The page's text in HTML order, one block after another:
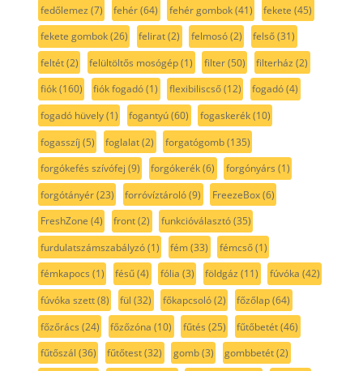
fedőlemez (7) fehér(64) fehér gombok(41) fekete (45)
fekete gombok(26) felirat(2) felmosó(2) felső(31)
feltét(2) felültöltős mosógép(1) filter(50) filterház (2)
fiók(160) fiók fogadó(1) flexibiliscső(12) fogadó(4)
fogadó hüvely(1) fogantyú(60) fogaskerék(10)
fogasszíj (5) foglalat(2) forgatógomb(135)
forgókefés szívófej (9) forgókerék(6) forgónyárs (1)
forgótányér(23) forróvíztároló(9) FreezeBox(6)
FreshZone (4) front(2) funkcióválasztó(35)
furdulatszámszabályzó(1) fém(33) fémcső(1)
fémkapocs (1) fésű(4) fólia (3) földgáz (11) fúvóka (42)
fúvóka szett(8) fül (32) főkapcsoló(2) főzőlap(64)
főzőrács (24) főzőzóna (10) fűtés (25) fűtőbetét(46)
fűtőszál (36) fűtőtest(32) gomb(3) gombbetét(2)